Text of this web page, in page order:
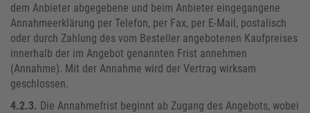
dem Anbieter abgegebene und beim Anbieter eingegangene
Annahmeerklärung per Telefon, per Fax, per E-Mail, postalisch
oder durch Zahlung des vom Besteller angebotenen Kaufpreises
innerhalb der im Angebot genannten Frist annehmen
(Annahme). Mit der Annahme wird der Vertrag wirksam
geschlossen.
4.2.3. Die Annahmefrist beginnt ab Zugang des Angebots, wobei